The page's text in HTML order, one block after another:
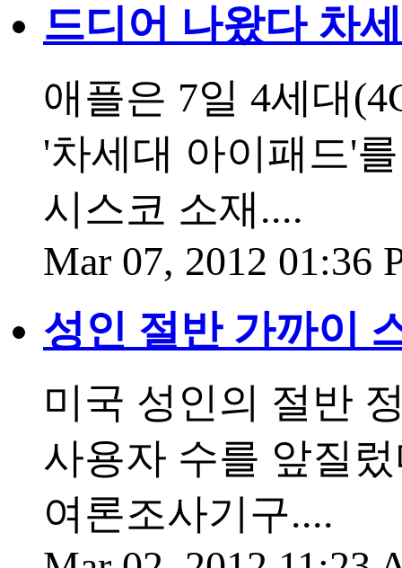
드디어 나왔다 차
애플은 7일 4세대
'차세대 아이패드'
시스코 소재....
Mar 07, 2012 01:36
성인 절반 가까이
미국 성인의 절반
사용자 수를 앞질
여론조사기구....